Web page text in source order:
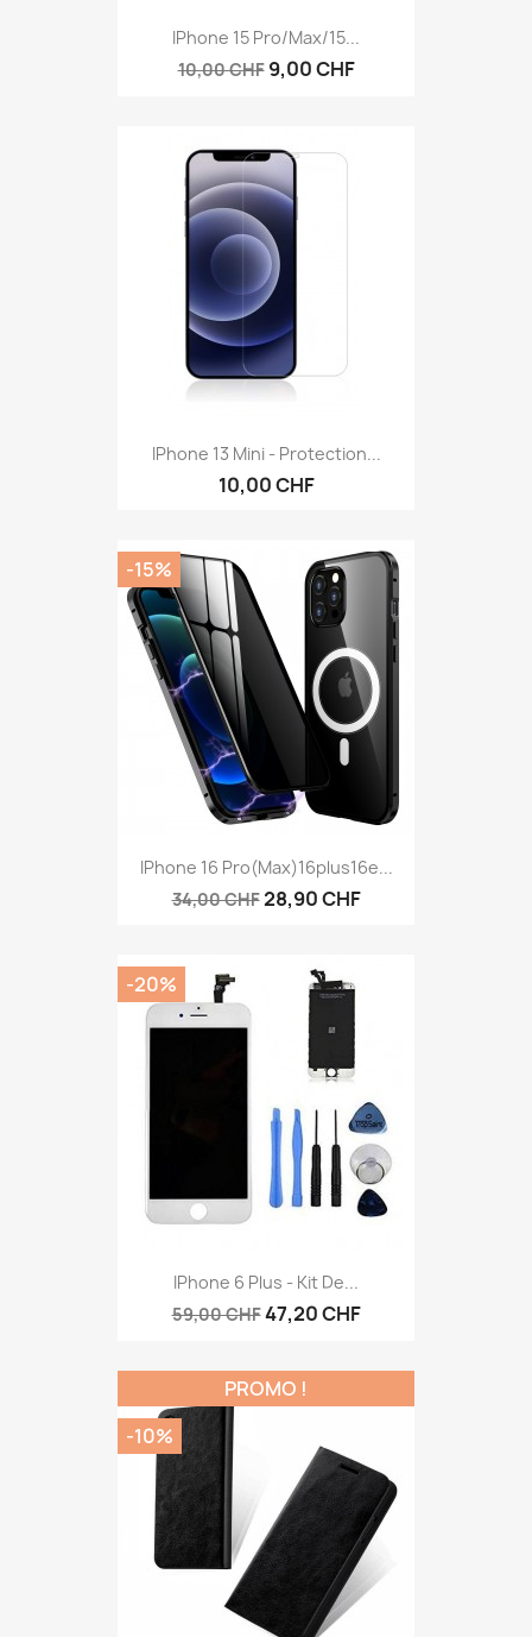
IPhone 15 Pro/Max/15...
10,00 CHF 9,00 CHF
IPhone 13 Mini - Protection...
10,00 CHF
IPhone 16 Pro(Max)16plus16e...
34,00 CHF28,90 CHF
-15%
IPhone 6 Plus - Kit De...
59,00 CHF47,20 CHF
-20%
PROMO !
-10%